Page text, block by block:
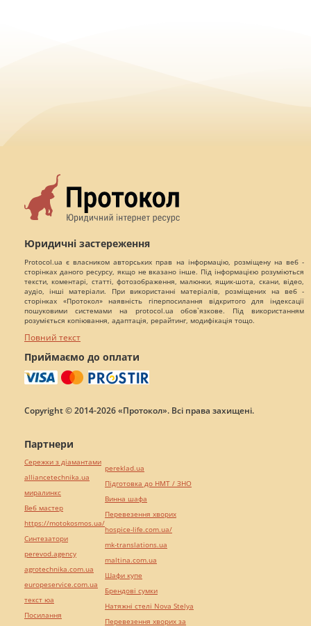
Юридичні застереження
Protocol.ua є власником авторських прав на інформацію, розміщену на веб -
сторінках даного ресурсу, якщо не вказано інше. Під інформацією розуміються
тексти, коментарі, статті, фотозображення, малюнки, ящик-шота, скани, відео,
аудіо, інші матеріали. При використанні матеріалів, розміщених на веб -
сторінках «Протокол» наявність гіперпосилання відкритого для індексації
пошуковими системами на protocol.ua обов`язкове. Під використанням
розуміється копіювання, адаптація, рерайтинг, модифікація тощо.
Повний текст
Приймаємо до оплати
Copyright © 2014-2026 «Протокол». Всі права захищені.
Партнери
Сережки з діамантами
alliancetechnika.ua
миралинкс
Веб мастер
https://motokosmos.ua/
Синтезатори
perevod.agency
agrotechnika.com.ua
europeservice.com.ua
текст юа
Посилання
pereklad.ua
Підготовка до НМТ / ЗНО
Винна шафа
Перевезення хворих
hospice-life.com.ua/
mk-translations.ua
maltina.com.ua
Шафи купе
Брендові сумки
Натяжні стелі Nova Stelya
Перевезення хворих за